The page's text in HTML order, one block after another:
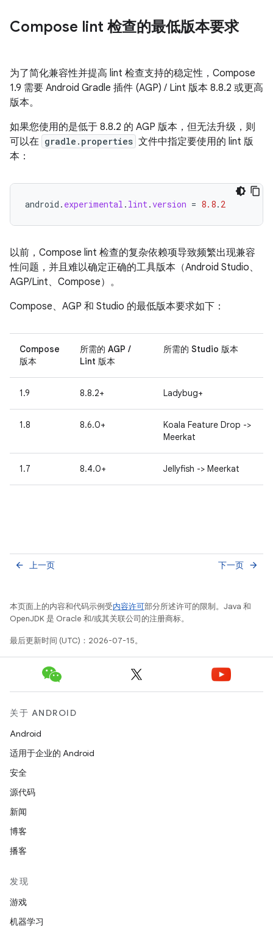
Compose lint 检查的最低版本要求
为了简化兼容性并提高 lint 检查支持的稳定性，Compose
1.9 需要 Android Gradle 插件 (AGP) / Lint 版本 8.8.2 或更高
版本。
如果您使用的是低于 8.8.2 的 AGP 版本，但无法升级，则
可以在 gradle.properties 文件中指定要使用的 lint 版
本：
android . experimental . lint.version = 8.8. 2
以前，Compose lint 检查的复杂依赖项导致频繁出现兼容
性问题，并且难以确定正确的工具版本（Android Studio、
AGP/Lint、Compose）。
Compose、AGP 和 Studio 的最低版本要求如下：
Compose
版本
所需的 AGP /
Lint 版本
所需的 Studio 版本
1.9 8.8.2+ Ladybug+
1.8 8.6.0+
Koala Feature Drop ->
Meerkat
1.7 8.4.0+ Jellyfish -> Meerkat
上一页
arrow_back 下一页 arrow_forward
本页面上的内容和代码示例受内容许可部分所述许可的限制。Java 和
OpenJDK 是 Oracle 和/或其关联公司的注册商标。
最后更新时间 (UTC)：2026-07-15。
关于 ANDROID
Android
适用于企业的 Android
安全
源代码
新闻
博客
播客
发现
游戏
机器学习